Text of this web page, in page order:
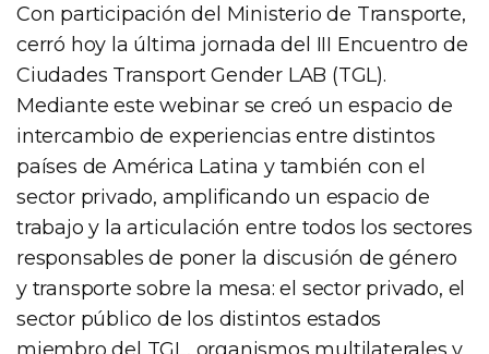
Con participación del Ministerio de Transporte,
cerró hoy la última jornada del III Encuentro de
Ciudades Transport Gender LAB (TGL).
Mediante este webinar se creó un espacio de
intercambio de experiencias entre distintos
países de América Latina y también con el
sector privado, amplificando un espacio de
trabajo y la articulación entre todos los sectores
responsables de poner la discusión de género
y transporte sobre la mesa: el sector privado, el
sector público de los distintos estados